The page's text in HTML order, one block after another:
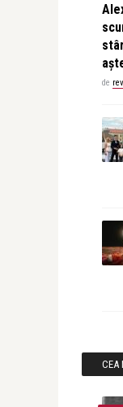
de
CEA